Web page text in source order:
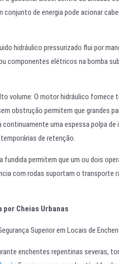
conjunto de energia pode acionar
hidráulico pressurizado flui por
componentes elétricos na bomba
volume: O motor hidráulico
obstrução permitem que grandes
uma espessa polpa
de retenção.
permitem que um ou dois
com rodas suportam o transporte
por Cheias Urbanas
Superior em Locais de
enchentes repentinas severas,